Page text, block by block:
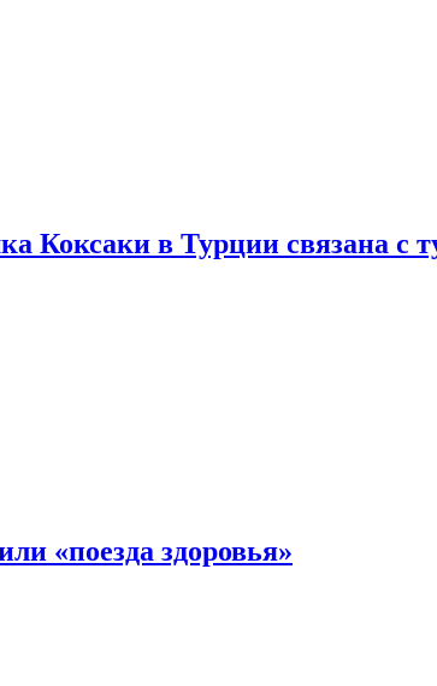
в Турции связана с
«поезда здоровья»